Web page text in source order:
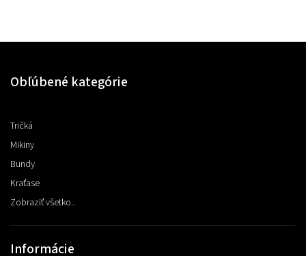
Obľúbené kategórie
Tričká
Mikiny
Bundy
Kraťase
Zobraziť všetko..
Informácie